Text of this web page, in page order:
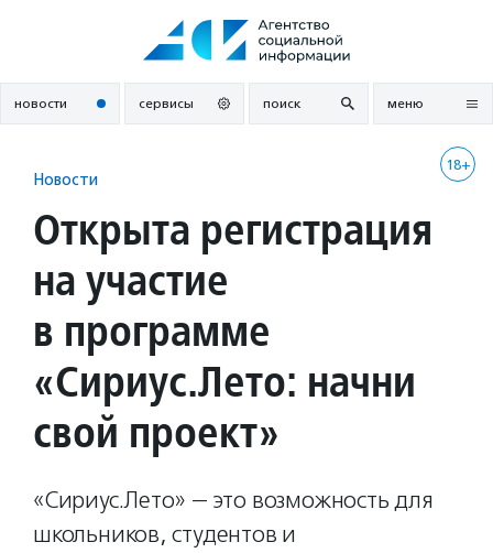
новости сервисы поиск меню
18+
Новости
Открыта регистрация
на участие
в программе
«Сириус.Лето: начни
свой проект»
«Сириус.Лето» — это возможность для
школьников, студентов и